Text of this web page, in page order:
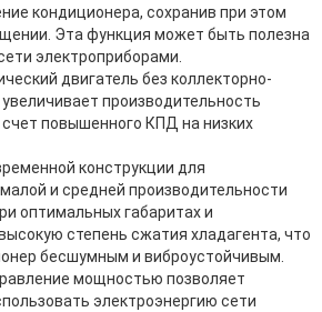
кондиционера, сохранив при этом
Эта функция может быть полезна
электроприборами.
двигатель без коллекторно-
производительность
повышенного КПД на низких
конструкции для
и средней производительности
оптимальных габаритах и
степень сжатия хладагента, что
бесшумным и виброустойчивым.
мощностью позволяет
электроэнергию сети